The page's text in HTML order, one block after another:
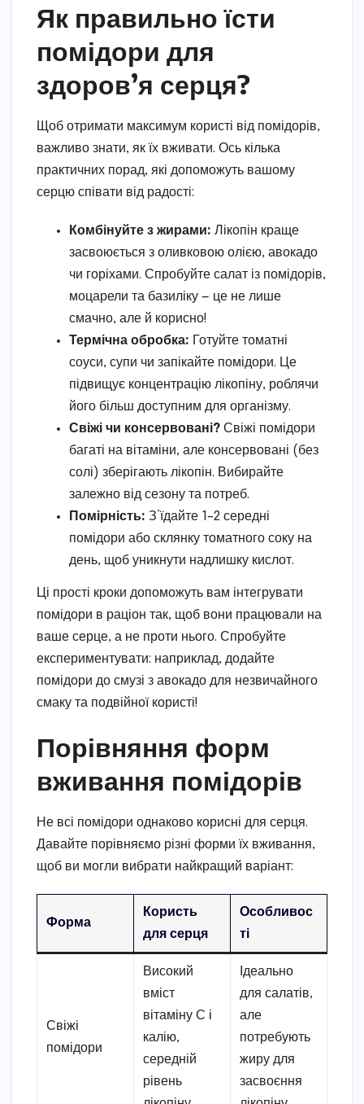
Як правильно їсти
помідори для
здоров’я серця?
Щоб отримати максимум користі від помідорів,
важливо знати, як їх вживати. Ось кілька
практичних порад, які допоможуть вашому
серцю співати від радості:
Комбінуйте з жирами: Лікопін краще
засвоюється з оливковою олією, авокадо
чи горіхами. Спробуйте салат із помідорів,
моцарели та базиліку — це не лише
смачно, але й корисно!
Термічна обробка: Готуйте томатні
соуси, супи чи запікайте помідори. Це
підвищує концентрацію лікопіну, роблячи
його більш доступним для організму.
Свіжі чи консервовані? Свіжі помідори
багаті на вітаміни, але консервовані (без
солі) зберігають лікопін. Вибирайте
залежно від сезону та потреб.
Помірність: З’їдайте 1–2 середні
помідори або склянку томатного соку на
день, щоб уникнути надлишку кислот.
Ці прості кроки допоможуть вам інтегрувати
помідори в раціон так, щоб вони працювали на
ваше серце, а не проти нього. Спробуйте
експериментувати: наприклад, додайте
помідори до смузі з авокадо для незвичайного
смаку та подвійної користі!
Порівняння форм
вживання помідорів
Не всі помідори однаково корисні для серця.
Давайте порівняємо різні форми їх вживання,
щоб ви могли вибрати найкращий варіант:
Форма
Користь
для серця
Особливос
ті
Свіжі
помідори
Високий
вміст
вітаміну С і
калію,
середній
рівень
Ідеально
для салатів,
але
потребують
жиру для
засвоєння